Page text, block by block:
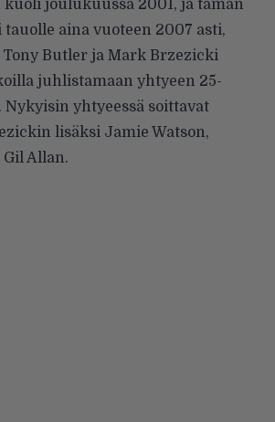
kuoli joulukuussa 2001, ja tämän
aina vuoteen 2007 asti,
Tony Butler ja Mark Brzezicki
juhlistamaan yhtyeen 25-
yhtyeessä soittavat
lisäksi Jamie Watson,
Allan.